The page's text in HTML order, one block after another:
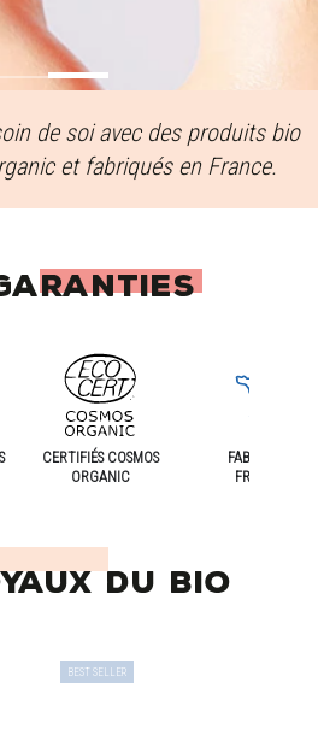
de soi avec des produits bio
et fabriqués en France.
CERTIFIÉS COSMOS
ORGANIC
FABRICATION
FRANÇAISE
DU BIO
BEST SELLER